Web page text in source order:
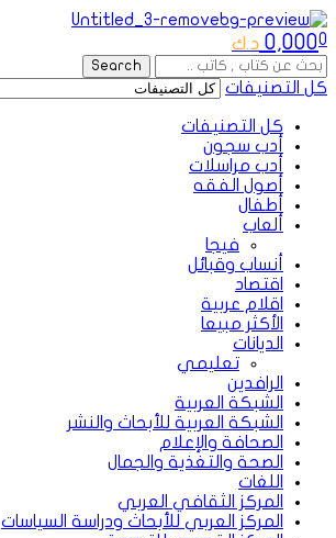
Menu
0
0,000 د.ك
Search
for:
Search
كل التصنيفات
كل التصنيفات
أدب سجون
أدب مراسلات
أصول الفقه
أطفال
ألعاب
فيجا
أنساب وقبائل
اقتصاد
اقلام عربية
الأكثر مبيعا
الديانات
تعليمي
الرافدين
الشبكة العربية
الشبكة العربية للأبحاث والنشر
الصحافة والإعلام
الصحة والتغذية والجمال
اللغات
المركز الثقافي العربي
المركز العربي للأبحاث ودراسة السياسات